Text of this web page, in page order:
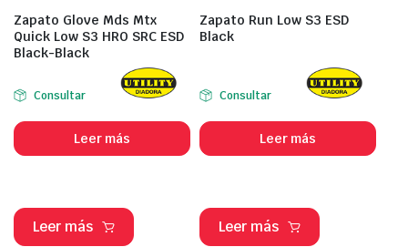
Zapato Glove Mds Mtx
Quick Low S3 HRO SRC ESD
Black-Black
Consultar
Leer más
Leer más
Zapato Run Low S3 ESD
Black
Consultar
Leer más
Leer más